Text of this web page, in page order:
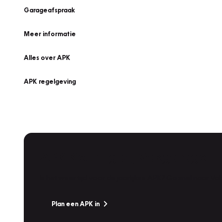
Garageafspraak
Meer informatie
Alles over APK
APK regelgeving
Plan een APK in